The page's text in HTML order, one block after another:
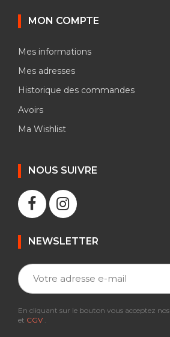
MON COMPTE
Mes informations
Mes adresses
Historique des commandes
Avoirs
Ma Wishlist
NOUS SUIVRE
NEWSLETTER
En cliquant sur le bouton vous acceptez nos
et CGV